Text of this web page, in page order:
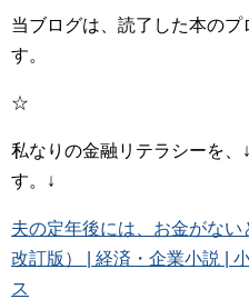
当ブログは、読了した本のプ
す。
☆
私なりの金融リテラシーを、
す。↓
夫の定年後には、お金がな
改訂版） | 経済・企業小説 |
ス